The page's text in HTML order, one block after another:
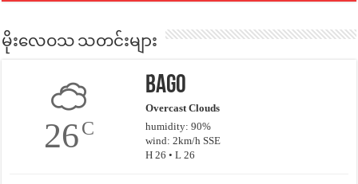
မိုးလေဝသ သတင်းများ
26C
Bago
Overcast Clouds
humidity: 90%
wind: 2km/h SSE
H 26 • L 26